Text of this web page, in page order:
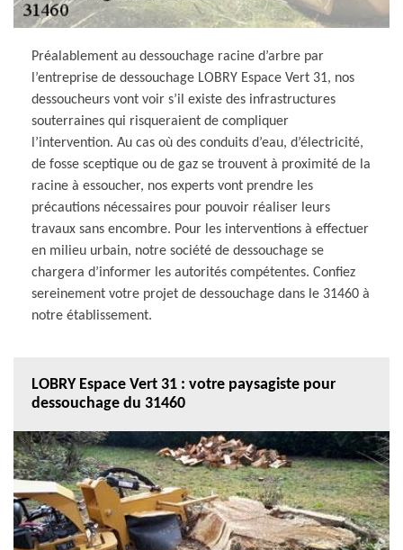
Préalablement au dessouchage racine d’arbre par
l’entreprise de dessouchage LOBRY Espace Vert 31, nos
dessoucheurs vont voir s’il existe des infrastructures
souterraines qui risqueraient de compliquer
l’intervention. Au cas où des conduits d’eau, d’électricité,
de fosse sceptique ou de gaz se trouvent à proximité de la
racine à essoucher, nos experts vont prendre les
précautions nécessaires pour pouvoir réaliser leurs
travaux sans encombre. Pour les interventions à effectuer
en milieu urbain, notre société de dessouchage se
chargera d’informer les autorités compétentes. Confiez
sereinement votre projet de dessouchage dans le 31460 à
notre établissement.
LOBRY Espace Vert 31 : votre paysagiste pour
dessouchage du 31460